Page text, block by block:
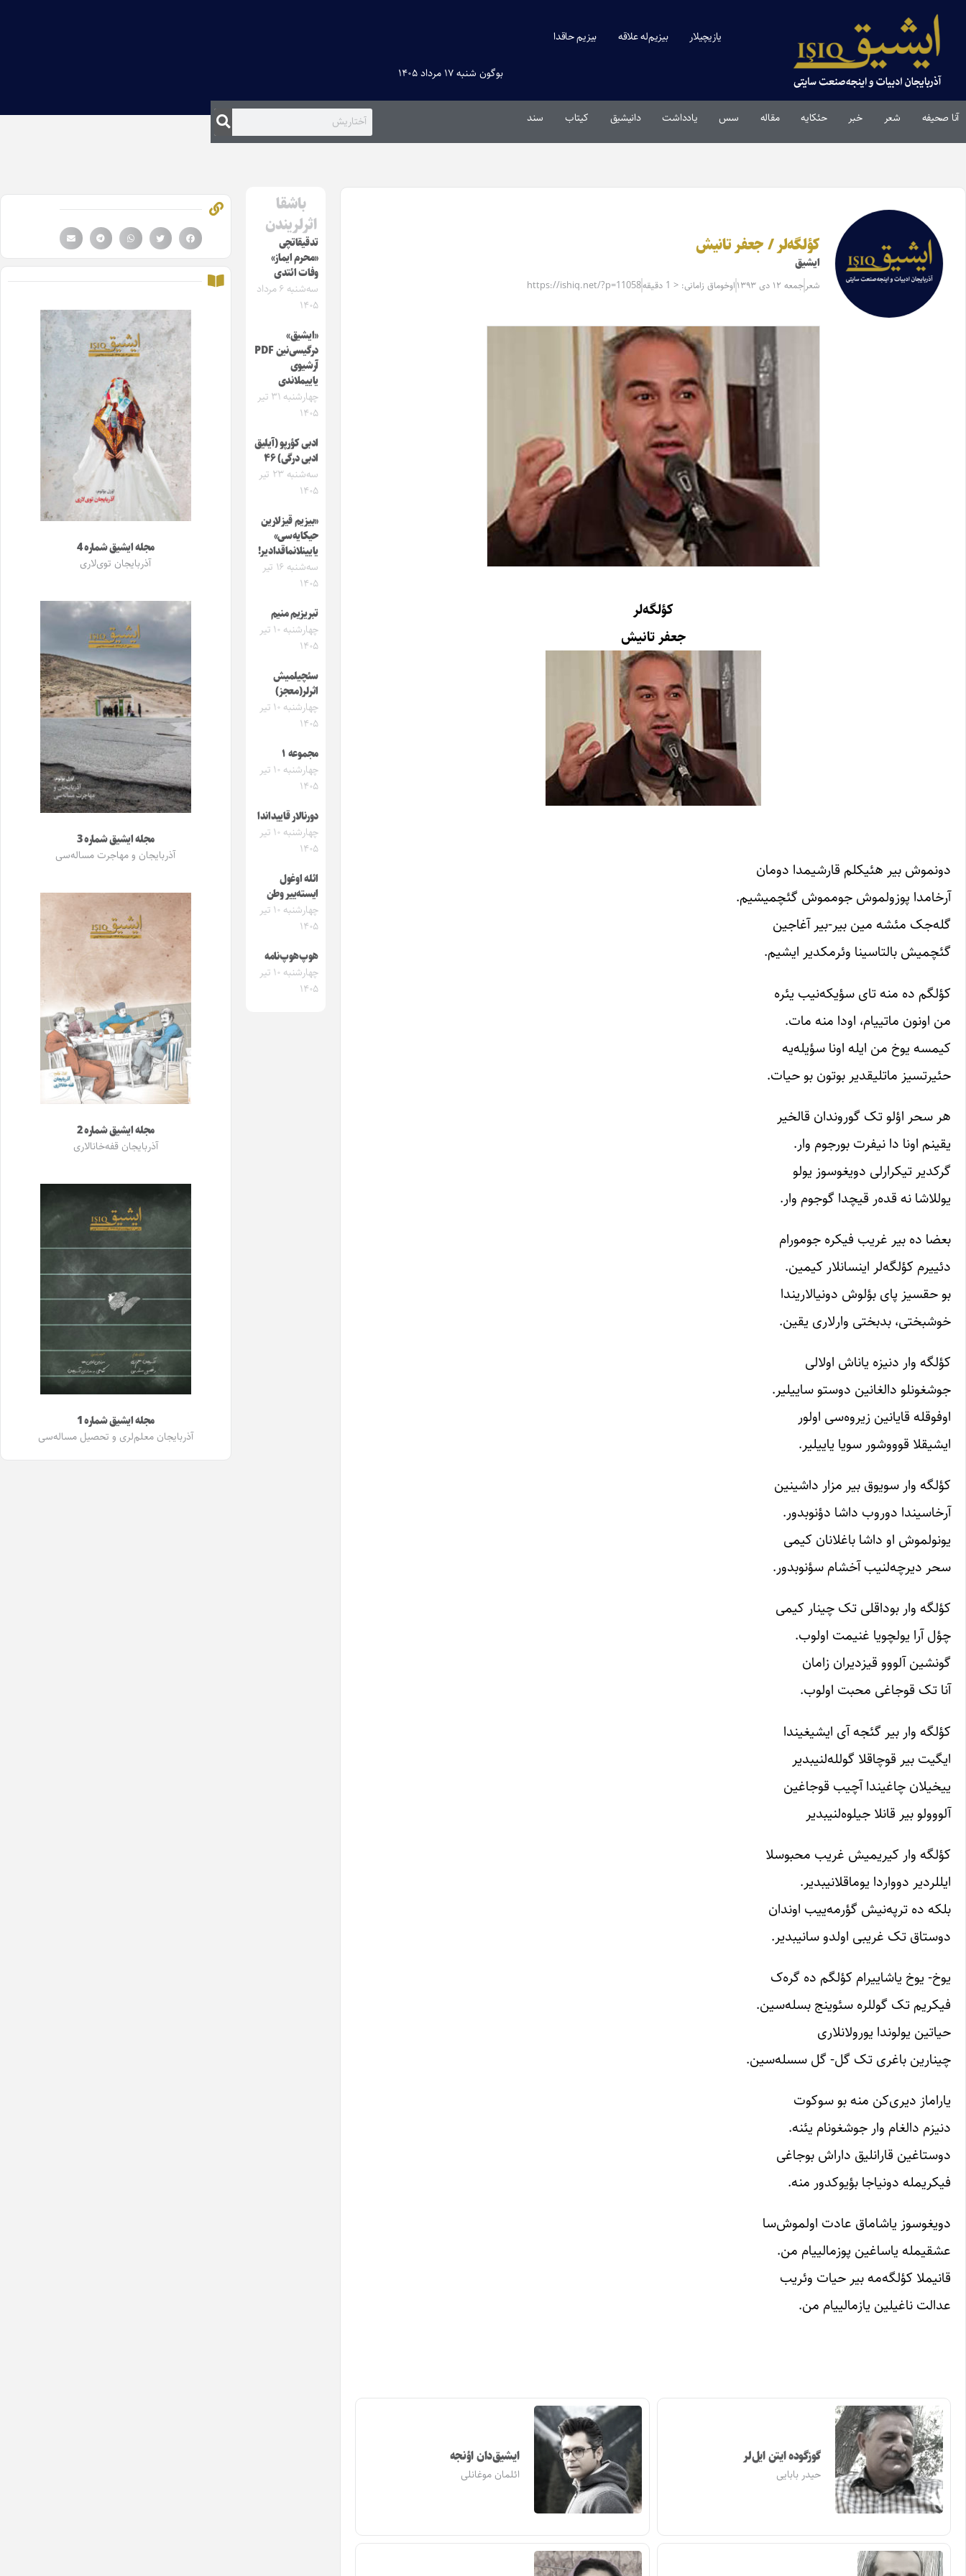
یازیچیلار بیزیم‌له علاقه بیزیم حاقدا
بوگون شنبه ۱۷ مرداد ۱۴۰۵
آنا صحیفه شعر خبر حئکایه مقاله‌ سس یادداشت دانیشیق کیتاب سند
کؤلگه‌لر / جعفر تانیش
ایشیق
شعر جمعه ۱۲ دی ۱۳۹۳ اوخوماق زامانی: < 1 دقیقه https://ishiq.net/?p=11058
کؤلگه‌لر
جعفر تانیش
دونموش بیر هئیکلم قارشیمدا دومان
آرخامدا پوزولموش جومموش گئچمیشیم.
گله‌جک مئشه مین بیر-بیر آغاجین
گئچمیش بالتاسینا وئرمکدیر ایشیم.
کؤلگم ده منه تای سؤیکه‌نیب یئره
من اونون ماتییام، اودا منه مات.
کیمسه یوخ من ایله اونا سؤیله‌یه
حئیرتسیز ماتلیقدیر بوتون بو حیات.
هر سحر اؤلو تک گوروندان قالخیر
یقینم اونا دا نیفرت بورجوم وار.
گرکدیر تیکرارلی دویغوسوز یولو
یوللاشا نه قده‌ر قیچدا گوجوم وار.
بعضا ده بیر غریب فیکره جومورام
دئییرم کؤلگه‌لر اینسانلار کیمین.
بو حقسیز پای بؤلوش دونیالاریندا
خوشبختی، بدبختی وارلاری یقین.
کؤلگه وار دنیزه یاناش اولالی
جوشغونلو دالغانین دوستو ساییلیر.
اوفوقله قایانین زیروه‌سی اولور
ایشیقلا قوووشور سویا یاییلیر.
کؤلگه وار سویوق بیر مزار داشینین
آرخاسیندا دوروب داشا دؤنوبدور.
یونولموش او داشا باغلانان کیمی
سحر دیرچه‌لنیب آخشام سؤنوبدور.
کؤلگه وار بوداقلی تک چینار کیمی
چؤل آرا یولچویا غنیمت اولوب.
گونشین آلووو قیزدیران زامان
آنا تک قوجاغی محبت اولوب.
کؤلگه وار بیر گئجه آی ایشیغیندا
ایگیت بیر قوچاقلا گولله‌لنیبدیر
ییخیلان چاغیندا آچیب قوجاغین
آلووولو بیر قانلا جیلوه‌لنیبدیر
کؤلگه وار کیریمیش غریب محبوسلا
ایللردیر دوواردا یوماقلانیبدیر.
بلکه ده ترپه‌نیش گؤرمه‌ییب اوندان
دوستاق تک غریبی اولدو سانیبدیر.
یوخ- یوخ یاشاییرام کؤلگم ده گره‌ک
فیکریم تک گوللره سئوینج بسله‌سین.
حیاتین یولوندا یورولانلاری
چینارین باغری تک گل- گل سسله‌سین.
یاراماز دیری‌کن منه بو سوکوت
دنیزم دالغام وار جوشغونام یئنه.
دوستاغین قارانلیق داراش بوجاغی
فیکریمله دونیاجا بؤیوکدور منه.
دویغوسوز یاشاماق عادت اولموش‌سا
عشقیمله یاساغین پوزمالییام من.
قانیملا کؤلگه‌مه بیر حیات وئریب
عدالت ناغیلین یازمالییام من.
گوزگوده ایتن ایل‌لر
حیدر بابایی
ایشیق‌دان اؤنجه
ائلمان موغانلی
باشقا
اثرلریندن
تدقیقاتچی
«محرم ایماز»
وفات ائتدی
سه‌شنبه ۶ مرداد
۱۴۰۵
«ایشیق»
درگیسی‌نین PDF
آرشیوی
یاییملاندی
چهارشنبه ۳۱ تیر
۱۴۰۵
ادبی کؤرپو (آیلیق
ادبی درگی) ۴۶
سه‌شنبه ۲۳ تیر
۱۴۰۵
«بیزیم قیزلارین
حیکایه‌سی»
یایینلانماقدادیر!
سه‌شنبه ۱۶ تیر
۱۴۰۵
تبریزیم منیم
چهارشنبه ۱۰ تیر
۱۴۰۵
سئچیلمیش
اثرلر(معجز)
چهارشنبه ۱۰ تیر
۱۴۰۵
مجموعه ۱
چهارشنبه ۱۰ تیر
۱۴۰۵
دورنالار قاییداندا
چهارشنبه ۱۰ تیر
۱۴۰۵
ائله اوغول
ایسته‌ییر وطن
چهارشنبه ۱۰ تیر
۱۴۰۵
هوپ‌هوپ‌نامه
چهارشنبه ۱۰ تیر
۱۴۰۵
مجله ایشیق شماره 4
آذربایجان توی‌لاری
مجله ایشیق شماره 3
آذربایجان و مهاجرت مساله‌سی
مجله ایشیق شماره 2
آذربایجان قفه‌خانالاری
مجله ایشیق شماره 1
آذربایجان معلم‌لری و تحصیل مساله‌سی